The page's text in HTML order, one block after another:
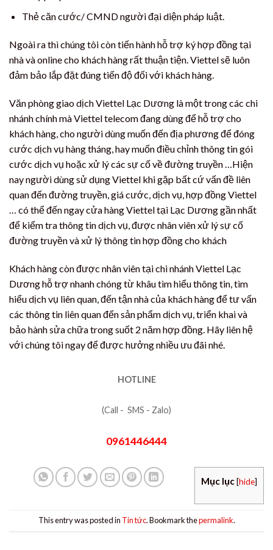
Thẻ căn cước/ CMND người đại diện pháp luật.
Ngoài ra thì chúng tôi còn tiến hành hỗ trợ ký hợp đồng tại
nhà và online cho khách hàng rất thuận tiện. Viettel sẽ luôn
đảm bảo lắp đặt đúng tiến độ đối với khách hàng.
Văn phòng giao dịch Viettel Lạc Dương là một trong các chi
nhánh chính mà Viettel telecom đang dùng để hỗ trợ cho
khách hàng, cho người dùng muốn đến địa phương để đóng
cước dịch vụ hàng tháng, hay muốn điều chỉnh thông tin gói
cước dịch vụ hoặc xử lý các sự cố về đường truyền …Hiện
nay người dùng sử dụng Viettel khi gặp bất cứ vấn đề liên
quan đến đường truyền, giá cước, dịch vụ, hợp đồng Viettel
… có thể đến ngay cửa hàng Viettel tại Lạc Dương gần nhất
để kiểm tra thông tin dịch vụ, được nhân viên xử lý sự cố
đường truyền và xử lý thông tin hợp đồng cho khách
Khách hàng còn được nhân viên tại chi nhánh Viettel Lạc
Dương hỗ trợ nhanh chóng từ khâu tìm hiểu thông tin, tìm
hiểu dịch vụ liên quan, đến tận nhà của khách hàng để tư vấn
các thông tin liên quan đến sản phẩm dịch vụ, triển khai và
bảo hành sửa chữa trong suốt 2 năm hợp đồng. Hãy liên hệ
với chúng tôi ngay để được hưởng nhiều ưu đãi nhé.
HOTLINE
(Call - SMS - Zalo)
0961446444
Mục lục[hide]
This entry was posted in Tin tức. Bookmark thepermalink.